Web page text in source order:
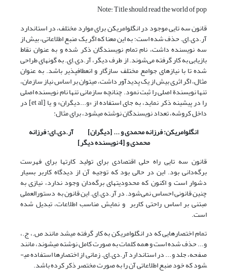
Note: Title should read the world of pop
قانون سه تایی موجود در انگلوامریکن برای موارد مختلف، در استاندارد
آر.دی.اِی. حذف شده است؛ به این معنا که اگر یک منبع اطلاعاتی، بیش از
سه نویسنده داشت، نام تمام نویسندگان ذکر شده و به عنوان نقاط
بازیابی به کار گرفته می‌شوند. از طرف دیگر، آر.دی.اِی. به گونه­ای طراحی
شده تا با نیازهای جوامع مختلف سازگار و انعطاف­پذیر باشد. به عنوان
مثال، اگر اثری بیش از یک پدیدآور داشت، می­توان بر اساس نیاز سازمان،
تنها نویسندة اصلی را ثبت نمود. چنانچه سازمانی تنها نام نویسنده اصلی
را در پیشینه ذکر نماید، به جای استفاده از «و...دیگران» و یا [et al] در
داخل کروشه، تعداد نویسندگان نوشته می­شود، برای مثال:
انگلوامریکن: فرزانه محمدی و ... [دیگران] آر.دی.ای: فرزانه
محمدی و [4 نویسنده دیگر]
قانون سه تایی راه حلی اقتصادی برای تولید کارتها برای فهرست
برگه‌دانی بود. این در حالی بود که توجیه آن از دیدگاه کاربر بسیار
دشوار است و اکنون که محدودیتهای برگه‌دان وجود ندارد، نیازی به
چنین قانونی احساس نمی‌شود. در آر.دی.اِی. این قانون به دستورالعملی
مبتنی بر اساس راحتی کاربر و نمایش مناسب اطلاعات، تبدیل شده
است.
تمام اختصارهایی که در انگلوامریکن به کار گرفته می­شد مانند ص.، ج.،
و... حذف شده است و همه کلمات به صورت کامل نوشته می­شوند، مانند
صفحه، جلد و... در استاندارد آر.دی.اِی. زمانی از اختصارها استفاده می­
شود که خود منبع اطلاعاتی آن را به صورت مختصر ذکر کرده باشد.